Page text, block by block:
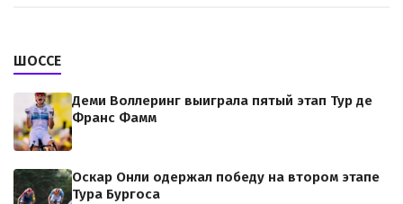
ШОССЕ
Деми Воллеринг выиграла пятый этап Тур де
Франс Фамм
Оскар Онли одержал победу на втором этапе
Тура Бургоса